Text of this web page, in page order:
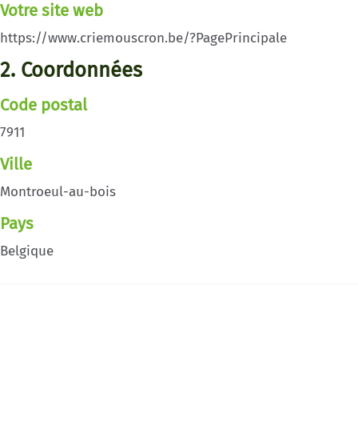
Votre site web
https://www.criemouscron.be/?PagePrincipale
2. Coordonnées
Code postal
7911
Ville
Montroeul-au-bois
Pays
Belgique